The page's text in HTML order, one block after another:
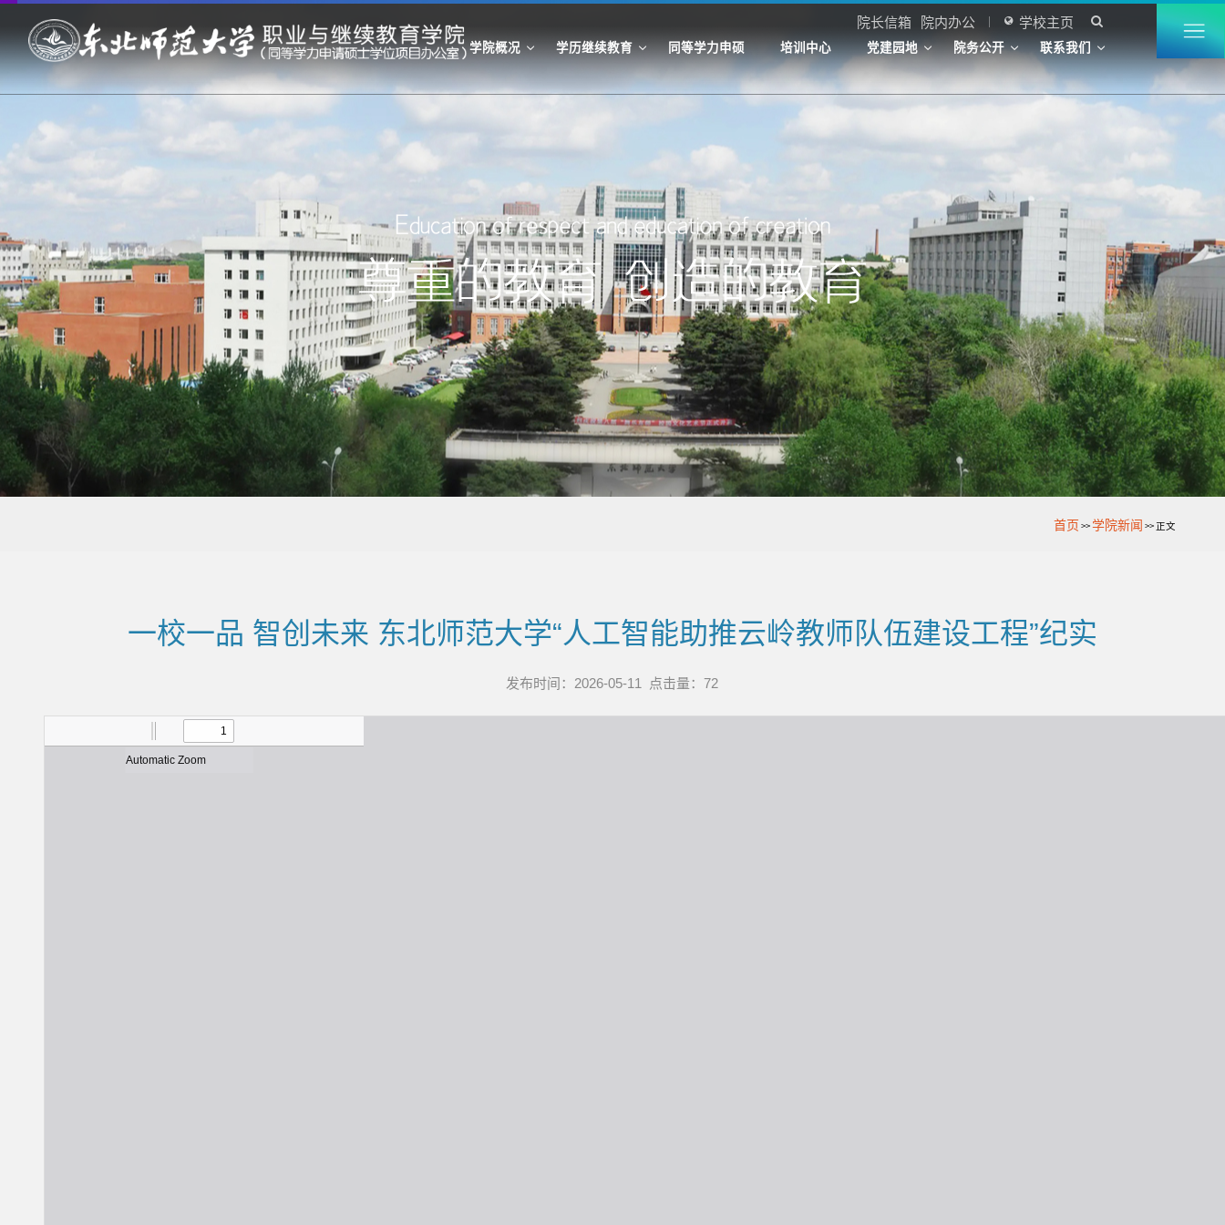
院长信箱 院内办公  学校主页 
学院概况 学历继续教育 同等学力申硕 培训中心 党建园地 院务公开 联系我们
首页 >>学院新闻 >> 正文
一校一品 智创未来 东北师范大学“人工智能助推云岭教师队伍建设工程”纪实
发布时间：2026-05-11 点击量：72